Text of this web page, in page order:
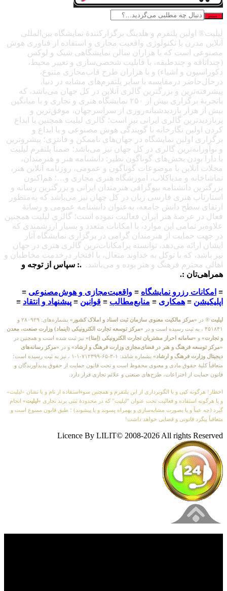
جستجو
لیلیت® اولین پلتفرم و هلدینگ برگزارکنندهٔ نمایشگاه بین‌المللی
آنلاین مدرن با تکنولوژی واقعیت مجازی و استفاده از فناوری هوش
مصنوعی است که با هزاران سالن نمایشگاهی شیک و لوکس
(چنداتاقه و چندطبقه، با قابلیت شخصی‌سازی و تغییر محیط،
دکوراسیون و اشیاء) و با هزاران طرح قاب‌مجازی متنوع،
درحال‌حاضر درمقایسه با سایر پلتفرم‌های مشابه در دنیا،
پیشرفته‌ترین و بزرگترین گالری آنلاین در کل جهان می‌باشد، که
باتجربهٔ برگزاری بیش از ۲۵۰ نمایشگاه هنری و تجاری و با میانگین
بیش از هزار بازدیدشبانه‌روزی از سراسرجهان، موفق‌ترین و
پربازدیدترین گالری ایرانی نیز است؛ گالری لیلیت همچنین با ابداع
کردن اولین نگارخانه با گویندگی هوش مصنوعی و با ابداع و
برگزاری اولین نمایشگاه در جهان‌های ناممکن و فانتزی؛ پیشروترین
و نوآورانه‌ترین گالری در کل جهان نیز می‌باشد؛ ضمناً پلتفرم لیلیت
با دارا بودن بخش‌های گوناگون نظیر: دانشنامه هنر و هنرمندان،
مجلات آنلاین با موضوعات گوناگون و عمومی، روزنامه آنلاین هنر،
تماشاخانه و مدیاکلاب، آموزشگاه هنری مجازی و…؛ هم‌اکنون
بزرگترین دانشنامه بیوگرافی هنرمندان ایرانی و بزرگترین رسانه و
استارتاپ هنری فارسی زبان در کل جهان نیز می‌باشد که به‌منظور
ارتقای سطح دانش جامعه، به‌عنوان دانشنامه عمومی و رسانهٔ
فعال در عرصهٔ هنر ایران فعالیت نموده است؛ گالری لیلیت همچنین
علاوه‌بر تمامی این موارد، با امکانات متعدد و بسیار ارزشمندی که
در جهت حمایت از هنرمندان گرامی در برگزاری نمایشگاه آثار
ایشان ارائه می‌دهد، توانسته پرامکانات‌ترین گالری هنری در جهان
نیز باشد، که با توکل به خداوند متعال، با افتخار درخدمت مخاطبان و
اهالی محترم فرهنگ و هنر بوده و می‌باشد. .: سپاس از توجه و
همراهی‌تان :.
≡ امکانات رزرو نمایشگاه ≡ واقعیت‌مجازی و هوش‌مصنوعی ≡
اپلیکیشن ≡ همکاری ≡ منابع‌مطالب ≡ قوانین ≡ پیشنهاد و انتقاد ≡
لیلیت ® در «مرکز مالکیت معنوی سازمان ثبت اسناد و املاک کشور»
بشماره‌های: ۲۸۰۹۲۹ و
۴۵۱۸۴۱ ، به ثبت رسیده است و در
«مرکز توسعه تجارت الکترونیکی (اینماد) وزارت صنعت، معدن
و تجارت» و «سامانه احراز مشتریان تجارت الکترونیکی (اِمتا)» نیز ثبت شده است و همچنین در
«مرکز توسعه فرهنگ و هنر در فضای‌مجازی وزارت فرهنگ و ارشاد» و در «مرکز رسانه‌های
دیجیتال وزارت فرهنگ و ارشاد»
بشماره شامَد: ۱-۳-۶۵-۷۱۲۳۹۹-۱-۱ ، نیز به ثبت رسیده است؛
متعاقباً کلیهٔ حقوق مادی و معنوی محفوظ است و تحت قانون حمایت از حقوق پدیدآورندگان و
قانون حمایت از اختراعات، طرح‌های صنعتی و علائم تجاری قرار دارد.
اخطار! هرگونه کپی و یا الگوبرداری از این پلتفرم و همچنین سوءاستفاده از نام و یا نشان «لیلیت»
و یا هرگونه استفاده و فعالیت تحت عنوان “لیلیت” که در محدودهٔ ثبتی برند تجاری «لیلیت» انجام
گیرد (چه عیناً و یا بصورت مشابه‌سازی و بهمراه پسوند و یا پیشوند) ؛ طبق قانون ممنوع است و
متعاقباً پیگرد قانونی و قضایی خواهد داشت!
Licence By LILIT© 2008-2026 All rights Reserved